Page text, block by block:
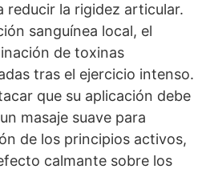
reducir la rigidez articular.
sanguínea local, el
de toxinas
tras el ejercicio intenso.
que su aplicación debe
masaje suave para
de los principios activos,
calmante sobre los